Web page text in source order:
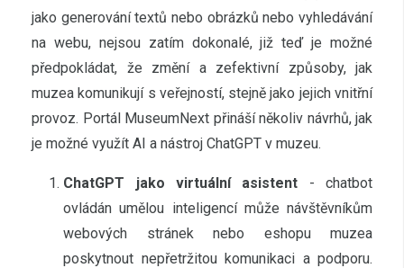
jako generování textů nebo obrázků nebo vyhledávání
na webu, nejsou zatím dokonalé, již teď je možné
předpokládat, že změní a zefektivní způsoby, jak
muzea komunikují s veřejností, stejně jako jejich vnitřní
provoz. Portál MuseumNext přináší několiv návrhů, jak
je možné využít AI a nástroj ChatGPT v muzeu.
ChatGPT jako virtuální asistent - chatbot
ovládán umělou inteligencí může návštěvníkům
webových stránek nebo eshopu muzea
poskytnout nepřetržitou komunikaci a podporu.